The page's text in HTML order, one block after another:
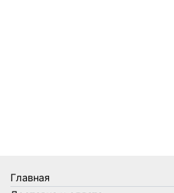
Товары для кухни
Главная